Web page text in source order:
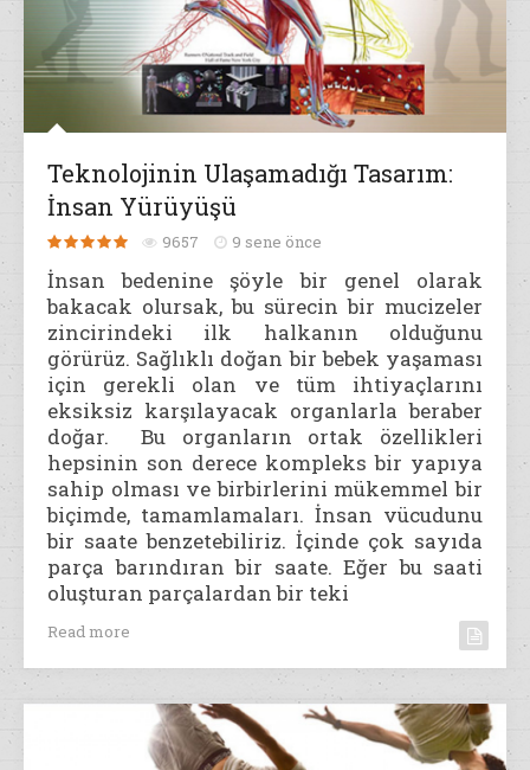
Teknolojinin Ulaşamadığı Tasarım:
İnsan Yürüyüşü
9657 9 sene önce
İnsan bedenine şöyle bir genel olarak
bakacak olursak, bu sürecin bir mucizeler
zincirindeki ilk halkanın olduğunu
görürüz. Sağlıklı doğan bir bebek yaşaması
için gerekli olan ve tüm ihtiyaçlarını
eksiksiz karşılayacak organlarla beraber
doğar. Bu organların ortak özellikleri
hepsinin son derece kompleks bir yapıya
sahip olması ve birbirlerini mükemmel bir
biçimde, tamamlamaları. İnsan vücudunu
bir saate benzetebiliriz. İçinde çok sayıda
parça barındıran bir saate. Eğer bu saati
oluşturan parçalardan bir teki
Read more